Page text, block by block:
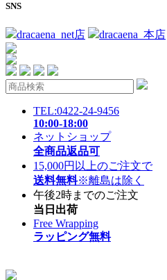
SNS
dracaena_net店 dracaena_本店
TEL:0422-24-9456
10:00-18:00
ネットショップ
全商品返品可
15,000円以上のご注文で
送料無料※離島は除く
午後2時までのご注文
当日出荷
Free Wrapping
ラッピング無料